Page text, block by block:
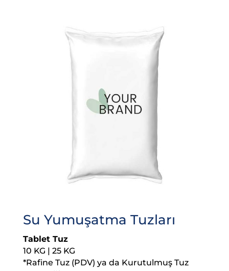
Su Yumuşatma Tuzları
Tablet Tuz
10 KG | 25 KG
*Rafine Tuz (PDV) ya da Kurutulmuş Tuz